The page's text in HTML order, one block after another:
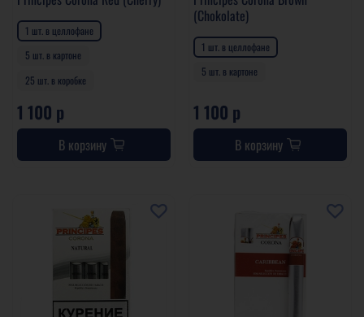
1 шт. в целлофане
5 шт. в картоне
25 шт. в коробке
1 100 р
В корзину
(Chokolate)
1 шт. в целлофане
5 шт. в картоне
1 100 р
В корзину